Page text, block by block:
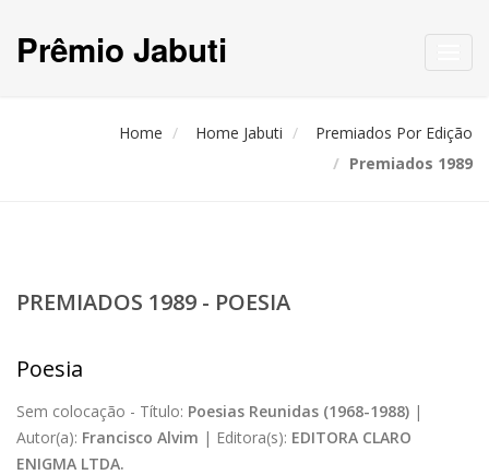
Prêmio Jabuti
Home Home Jabuti
Premiados Por Edição
Premiados 1989
PREMIADOS 1989 - POESIA
Poesia
Sem colocação - Título: Poesias Reunidas (1968-1988) |
Autor(a): Francisco Alvim | Editora(s): EDITORA CLARO
ENIGMA LTDA.